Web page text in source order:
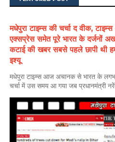
मधेपुरा टाइम्स की चर्चा द वीक,
एक्सप्रेस समेत पूरे भारत के दर्जनों
कटाई की खबर सबसे पहले छापी थी
इश्यू
मधेपुरा टाइम्स आज अचानक से भारत के
चर्चा में उस समय आ गया जब प्रधानमंत्री